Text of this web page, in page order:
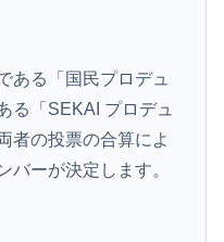
ある「国民プロデュ
る「SEKAI プロデュ
者の投票の合算によ
バーが決定します。